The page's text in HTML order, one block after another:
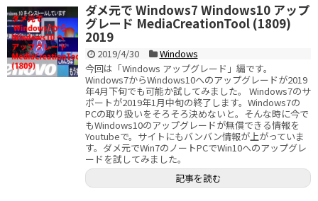
ダメ元で Windows7 Windows10 アップ
グレード MediaCreationTool (1809)
2019
2019/4/30
Windows
今回は「Windows アップグレード」編です。
Windows7からWindows10へのアップグレードが2019
年4月下旬でも可能か試してみました。 Windows7のサ
ポートが2019年1月中旬の終了します。Windows7の
PCの取り扱いをそろそろ決めないと。そんな時に今で
もWindows10のアップグレードが無償できる情報を
Youtubeで。サイトにもバンバン情報が上がっていま
す。ダメ元でWin7のノートPCでWin10へのアップグレ
ードを試してみました。
記事を読む